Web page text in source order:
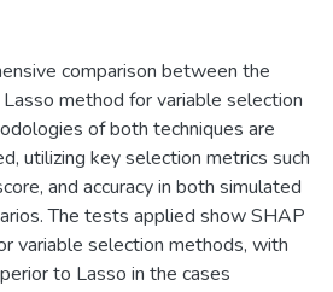
comparison between the
method for variable selection
of both techniques are
utilizing key selection metrics such
and accuracy in both simulated
The tests applied show SHAP
variable selection methods, with
to Lasso in the cases